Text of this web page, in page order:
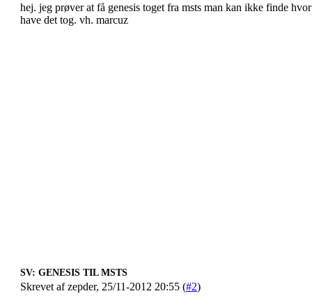
hej. jeg prøver at få genesis toget fra msts man kan ikke finde
have det tog. vh. marcuz
SV: GENESIS TIL MSTS
Skrevet af zepder, 25/11-2012 20:55 (#2)